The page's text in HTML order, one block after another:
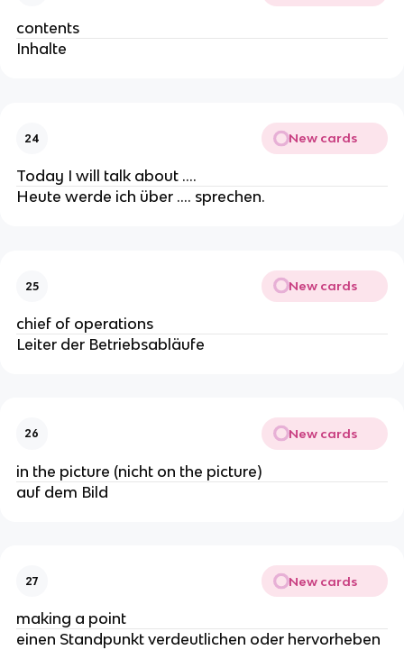
contents
Inhalte
24 New cards
Today I will talk about ....
Heute werde ich über …. sprechen.
25 New cards
chief of operations
Leiter der Betriebsabläufe
26 New cards
in the picture (nicht on the picture)
auf dem Bild
27 New cards
making a point
einen Standpunkt verdeutlichen oder hervorheben